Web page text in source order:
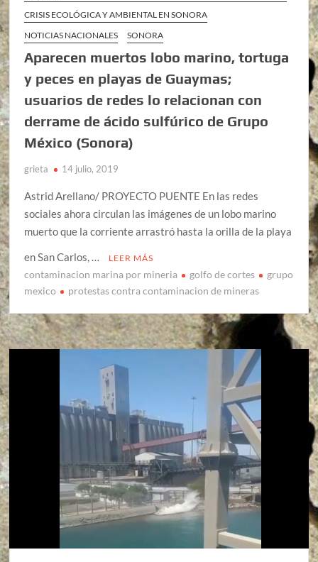
CRISIS ECOLÓGICA Y AMBIENTAL EN SONORA
NOTICIAS NACIONALES
SONORA
Aparecen muertos lobo marino, tortuga
y peces en playas de Guaymas;
usuarios de redes lo relacionan con
derrame de ácido sulfúrico de Grupo
México (Sonora)
grieta 14 julio, 2019
Astrid Arellano/ PROYECTO PUENTE En las redes
sociales ahora circulan las imágenes de un lobo marino
muerto que la corriente arrastró hasta la orilla de la playa
en San Carlos, …
LEER MÁS
contaminacion marina por mineria golfo de cortes
grupo
mexico
protestas contra contaminacion de mineras